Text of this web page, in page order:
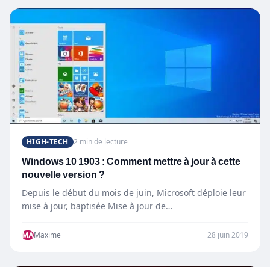
HIGH-TECH 2 min de lecture
Windows 10 1903 : Comment mettre à jour à cette
nouvelle version ?
Depuis le début du mois de juin, Microsoft déploie leur
mise à jour, baptisée Mise à jour de…
MAMaxime 28 juin 2019